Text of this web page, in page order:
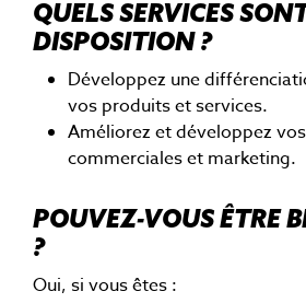
QUELS SERVICES
DISPOSITION ?
Développez une
vos produits et services.
Améliorez et développez
commerciales et marketing.
POUVEZ-VOUS ÊTRE
?
Oui, si vous êtes :